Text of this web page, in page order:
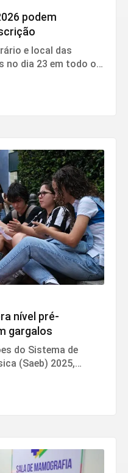
podem
e local das
no dia 23 em todo o
nível pré-
gargalos
do Sistema de
(Saeb) 2025,
(5) pelo Ministério
mostram que,
dos indicadores